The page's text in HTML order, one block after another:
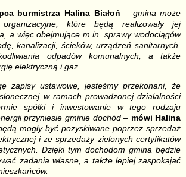
burmistrza Halina Białoń – gmina może
które będą realizowały jej
a więc obejmujące m.in. sprawy wodociągów
kanalizacji, ścieków, urządzeń sanitarnych,
odpadów komunalnych, a także
elektryczną i gaz.
zapisy ustawowe, jesteśmy przekonani, że
w ramach prowadzonej działalności
spółki i inwestowanie w tego rodzaju
przyniesie gminie dochód– mówi Halina
mogły być pozyskiwane poprzez sprzedaż
i ze sprzedaży zielonych certyfikatów
Dzięki tym dochodom gmina będzie
zadania własne, a także lepiej zaspokajać